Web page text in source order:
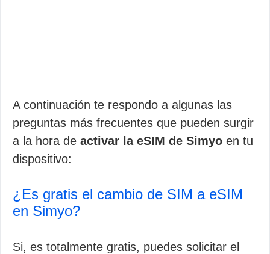
A continuación te respondo a algunas las
preguntas más frecuentes que pueden surgir
a la hora de activar la eSIM de Simyo en tu
dispositivo:
¿Es gratis el cambio de SIM a eSIM
en Simyo?
Si, es totalmente gratis, puedes solicitar el